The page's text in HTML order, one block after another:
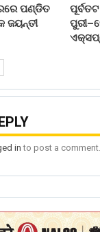
ପଣ୍ଡିତ
ଜୟନ୍ତୀ
into post a comment.